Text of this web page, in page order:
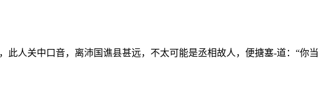
人关中口音，离沛国谯县甚远，不太可能是丞相故人，便搪塞-道：“你当